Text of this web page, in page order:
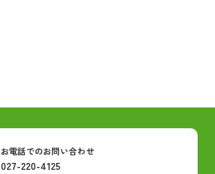
お電話でのお問い合わせ
027-220-4125